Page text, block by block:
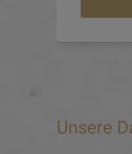
Unsere